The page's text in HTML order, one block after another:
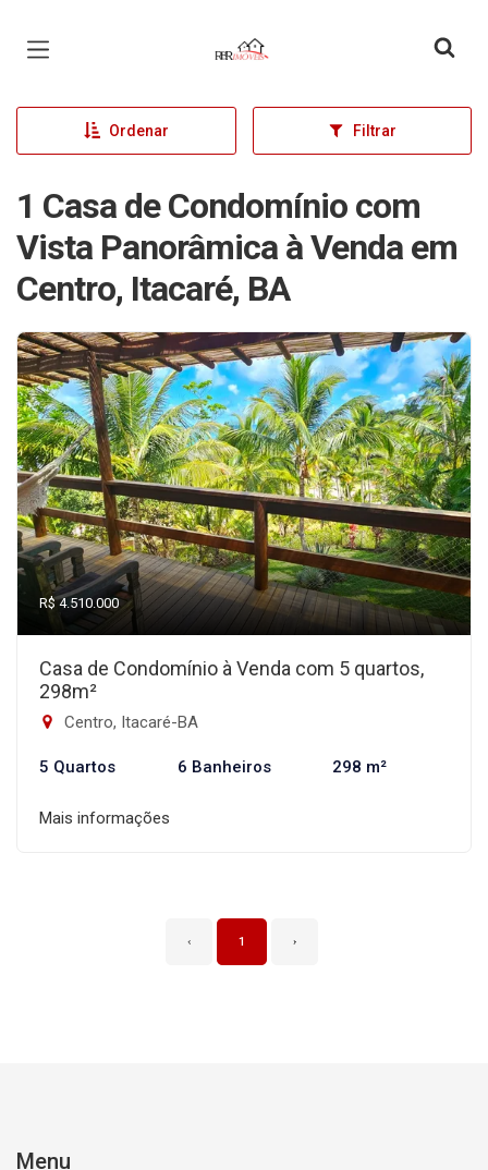
Página inicial
Ordenar Filtrar
1 Casa de Condomínio com
Vista Panorâmica à Venda em
Centro, Itacaré, BA
R$ 4.510.000
Casa de Condomínio à Venda com 5 quartos,
298m²
Centro, Itacaré-BA
5 Quartos 6 Banheiros 298 m²
Mais informações
‹ 1 ›
Menu